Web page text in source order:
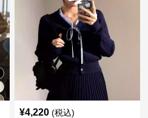
¥4,220 (税込)